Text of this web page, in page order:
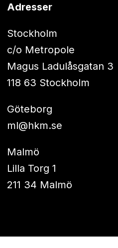
Adresser
Stockholm
c/o Metropole
Magus Ladulåsgatan 3
118 63 Stockholm
Göteborg
ml@hkm.se
Malmö
Lilla Torg 1
211 34 Malmö